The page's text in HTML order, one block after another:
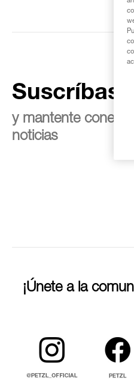
y mantente
noticias
¡Únete a la